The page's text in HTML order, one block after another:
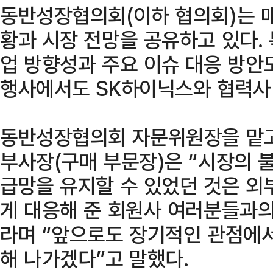
동반성장협의회(이하 협의회)는
황과 시장 전망을 공유하고 있다
업 방향성과 주요 이슈 대응 방
행사에서도 SK하이닉스와 협력
동반성장협의회 자문위원장을
부사장(구매 부문장)은 “시장의
급망을 유지할 수 있었던 것은
게 대응해 준 회원사 여러분들과
라며 “앞으로도 장기적인 관점
해 나가겠다”고 말했다.